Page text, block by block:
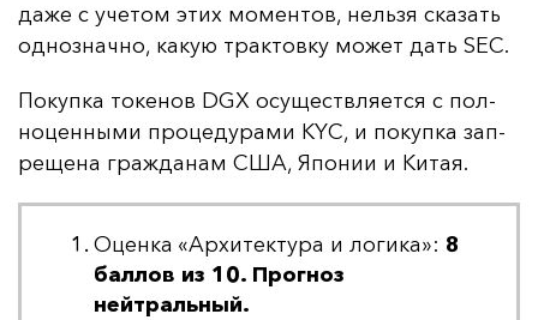
да­же с уче­том этих мо­мен­тов, нель­зя ска­зать
од­ноз­нач­но, ка­кую трак­тов­ку мо­жет дать SEC.
По­куп­ка то­ке­нов DGX осу­щест­вля­ет­ся с пол­
но­цен­ны­ми про­це­ду­ра­ми KYC, и по­куп­ка зап­
ре­ще­на граж­да­нам США, Япо­нии и Ки­тая.
Оценка «Архитектура и логика»: 8
баллов из 10. Прогноз
нейтральный.